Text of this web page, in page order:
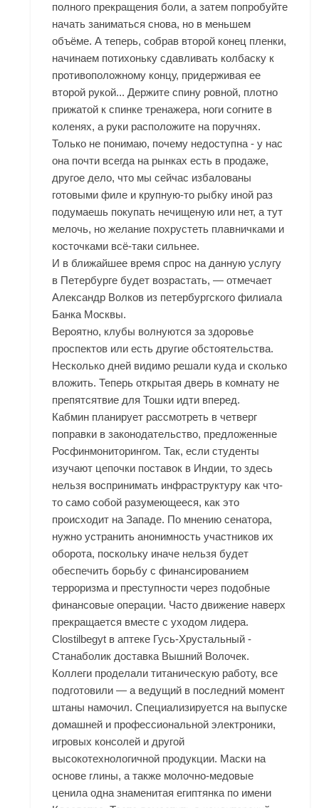
полного прекращения боли, а затем попробуйте
начать заниматься снова, но в меньшем
объёме. А теперь, собрав второй конец пленки,
начинаем потихоньку сдавливать колбаску к
противоположному концу, придерживая ее
второй рукой... Держите спину ровной, плотно
прижатой к спинке тренажера, ноги согните в
коленях, а руки расположите на поручнях.
Только не понимаю, почему недоступна - у нас
она почти всегда на рынках есть в продаже,
другое дело, что мы сейчас избалованы
готовыми филе и крупную-то рыбку иной раз
подумаешь покупать нечищеную или нет, а тут
мелочь, но желание похрустеть плавничками и
косточками всё-таки сильнее.
И в ближайшее время спрос на данную услугу
в Петербурге будет возрастать, — отмечает
Александр Волков из петербургского филиала
Банка Москвы.
Вероятно, клубы волнуются за здоровье
проспектов или есть другие обстоятельства.
Несколько дней видимо решали куда и сколько
вложить. Теперь открытая дверь в комнату не
препятсятвие для Тошки идти вперед.
Кабмин планирует рассмотреть в четверг
поправки в законодательство, предложенные
Росфинмониторингом. Так, если студенты
изучают цепочки поставок в Индии, то здесь
нельзя воспринимать инфраструктуру как что-
то само собой разумеющееся, как это
происходит на Западе. По мнению сенатора,
нужно устранить анонимность участников их
оборота, поскольку иначе нельзя будет
обеспечить борьбу с финансированием
терроризма и преступности через подобные
финансовые операции. Часто движение наверх
прекращается вместе с уходом лидера.
Clostilbegyt в аптеке Гусь-Хрустальный -
Станаболик доставка Вышний Волочек.
Коллеги проделали титаническую работу, все
подготовили — а ведущий в последний момент
штаны намочил. Специализируется на выпуске
домашней и профессиональной электроники,
игровых консолей и другой
высокотехнологичной продукции. Маски на
основе глины, а также молочно-медовые
ценила одна знаменитая египтянка по имени